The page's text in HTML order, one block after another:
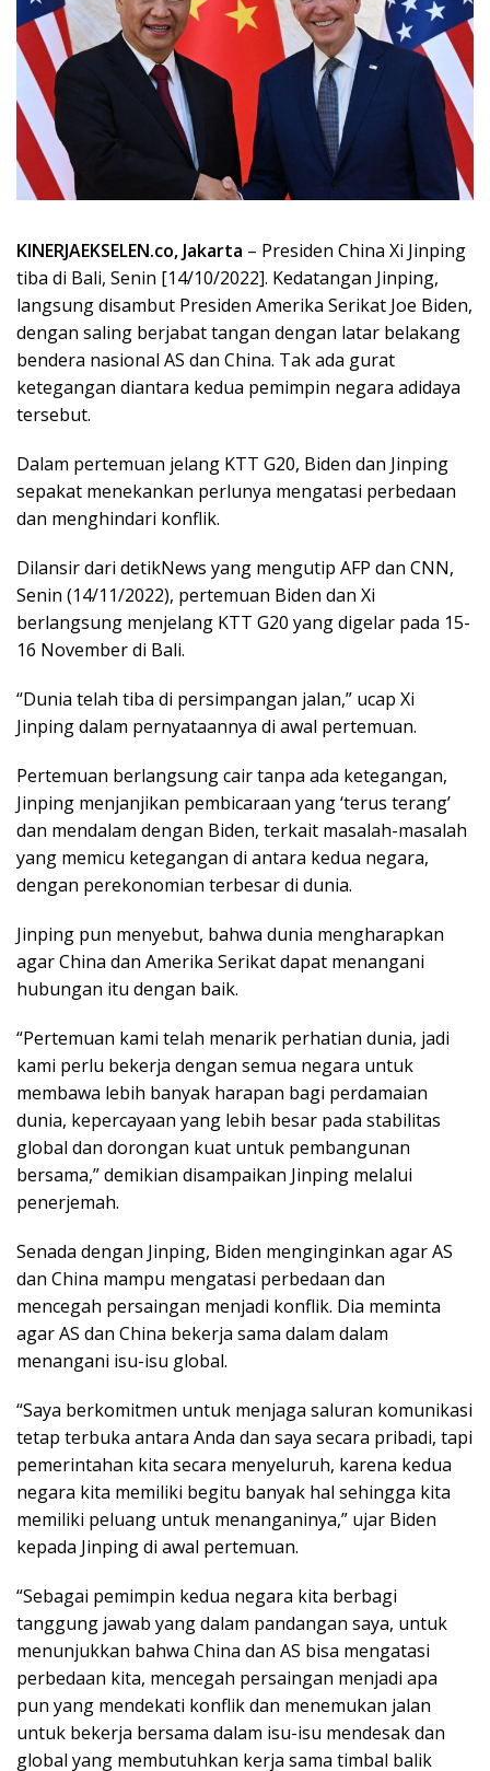
KINERJAEKSELEN.co, Jakarta – Presiden China Xi Jinping
tiba di Bali, Senin [14/10/2022]. Kedatangan Jinping,
langsung disambut Presiden Amerika Serikat Joe Biden,
dengan saling berjabat tangan dengan latar belakang
bendera nasional AS dan China. Tak ada gurat
ketegangan diantara kedua pemimpin negara adidaya
tersebut.
Dalam pertemuan jelang KTT G20, Biden dan Jinping
sepakat menekankan perlunya mengatasi perbedaan
dan menghindari konflik.
Dilansir dari detikNews yang mengutip AFP dan CNN,
Senin (14/11/2022), pertemuan Biden dan Xi
berlangsung menjelang KTT G20 yang digelar pada 15-
16 November di Bali.
“Dunia telah tiba di persimpangan jalan,” ucap Xi
Jinping dalam pernyataannya di awal pertemuan.
Pertemuan berlangsung cair tanpa ada ketegangan,
Jinping menjanjikan pembicaraan yang ‘terus terang’
dan mendalam dengan Biden, terkait masalah-masalah
yang memicu ketegangan di antara kedua negara,
dengan perekonomian terbesar di dunia.
Jinping pun menyebut, bahwa dunia mengharapkan
agar China dan Amerika Serikat dapat menangani
hubungan itu dengan baik.
“Pertemuan kami telah menarik perhatian dunia, jadi
kami perlu bekerja dengan semua negara untuk
membawa lebih banyak harapan bagi perdamaian
dunia, kepercayaan yang lebih besar pada stabilitas
global dan dorongan kuat untuk pembangunan
bersama,” demikian disampaikan Jinping melalui
penerjemah.
Senada dengan Jinping, Biden menginginkan agar AS
dan China mampu mengatasi perbedaan dan
mencegah persaingan menjadi konflik. Dia meminta
agar AS dan China bekerja sama dalam dalam
menangani isu-isu global.
“Saya berkomitmen untuk menjaga saluran komunikasi
tetap terbuka antara Anda dan saya secara pribadi, tapi
pemerintahan kita secara menyeluruh, karena kedua
negara kita memiliki begitu banyak hal sehingga kita
memiliki peluang untuk menanganinya,” ujar Biden
kepada Jinping di awal pertemuan.
“Sebagai pemimpin kedua negara kita berbagi
tanggung jawab yang dalam pandangan saya, untuk
menunjukkan bahwa China dan AS bisa mengatasi
perbedaan kita, mencegah persaingan menjadi apa
pun yang mendekati konflik dan menemukan jalan
untuk bekerja bersama dalam isu-isu mendesak dan
global yang membutuhkan kerja sama timbal balik